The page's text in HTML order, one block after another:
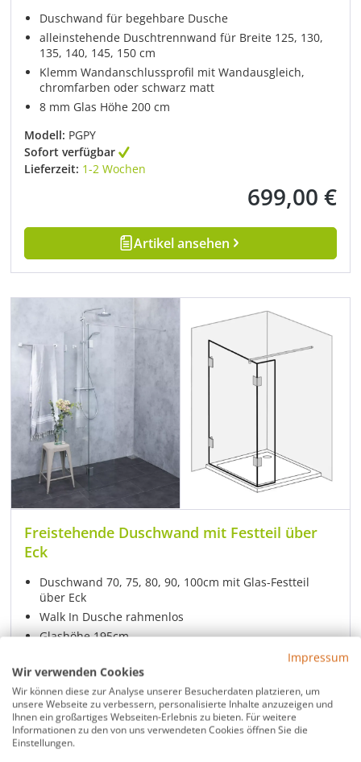
Duschwand für begehbare Dusche
alleinstehende Duschtrennwand für Breite 125, 130,
135, 140, 145, 150 cm
Klemm Wandanschlussprofil mit Wandausgleich,
chromfarben oder schwarz matt
8 mm Glas Höhe 200 cm
Modell: PGPY
Sofort verfügbar
Lieferzeit: 1-2 Wochen
Regulärer Preis:
699,00 €
Artikel ansehen
Freistehende Duschwand mit Festteil über
Eck
Duschwand 70, 75, 80, 90, 100cm mit Glas-Festteil
über Eck
Walk In Dusche rahmenlos
Glashöhe 195cm
Modell:
AWO
Sofort verfügbar
Lieferzeit:1-3 Tage oder 24h-Express
Regulärer Preis:
715,00 €
Impressum
Wir verwenden Cookies
Wir können diese zur Analyse unserer Besucherdaten platzieren, um
unsere Webseite zu verbessern, personalisierte Inhalte anzuzeigen und
Ihnen ein großartiges Webseiten-Erlebnis zu bieten. Für weitere
Informationen zu den von uns verwendeten Cookies öffnen Sie die
Einstellungen.